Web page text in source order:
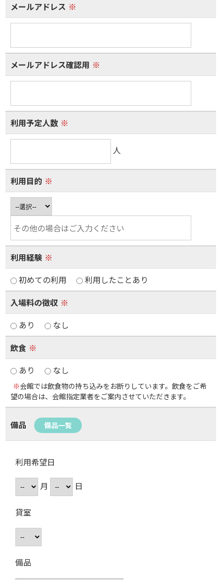
メールアドレス ※
メールアドレス確認用 ※
利用予定人数 ※
人
利用目的 ※
利用経験 ※
初めての利用
利用したことあり
入場料の徴収 ※
あり
なし
飲食 ※
あり
なし
※会館では飲食物の持ち込みをお断りしています。飲食をご希
望の場合は、会館指定業者をご案内させていただきます。
備品 備品一覧
利用希望日
月
日
貸室
備品